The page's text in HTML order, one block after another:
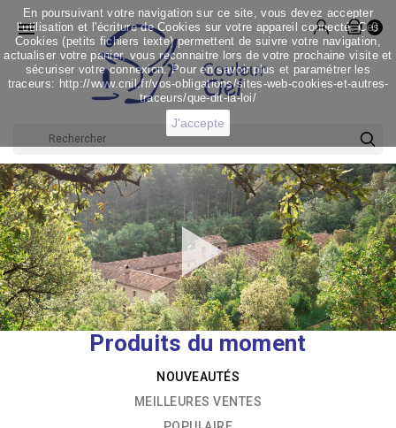
 0
Produits du moment
NOUVEAUTÉS
MEILLEURES VENTES
En poursuivant votre navigation sur ce site, vous devez accepter
l’utilisation et l'écriture de Cookies sur votre appareil connecté. Ces
Cookies (petits fichiers texte) permettent de suivre votre navigation,
actualiser votre panier, vous reconnaitre lors de votre prochaine visite et
sécuriser votre connexion. Pour en savoir plus et paramétrer les
traceurs: http://www.cnil.fr/vos-obligations/sites-web-cookies-et-autres-
traceurs/que-dit-la-loi/
J'accepte